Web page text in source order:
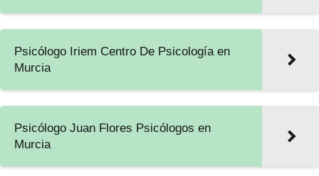
Psicólogo Iriem Centro De Psicología en
Murcia
Psicólogo Juan Flores Psicólogos en
Murcia